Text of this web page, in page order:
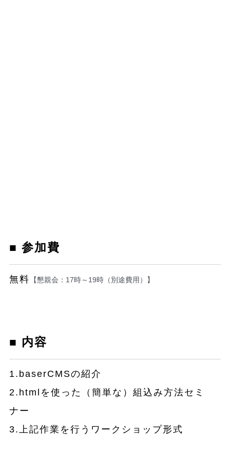
■ 参加費
無料 【懇親会：17時～19時（別途費用）】
■ 内容
1.baserCMSの紹介
2.htmlを使った（簡単な）組込み方法セミ
ナー
3.上記作業を行うワークショップ形式